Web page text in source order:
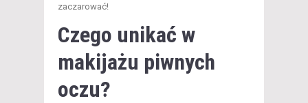
zaczarować!
Czego unikać w
makijażu piwnych
oczu?